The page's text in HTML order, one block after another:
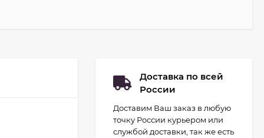
Доставка по всей
России
Доставим Ваш заказ в любую
точку России курьером или
службой доставки, так же есть